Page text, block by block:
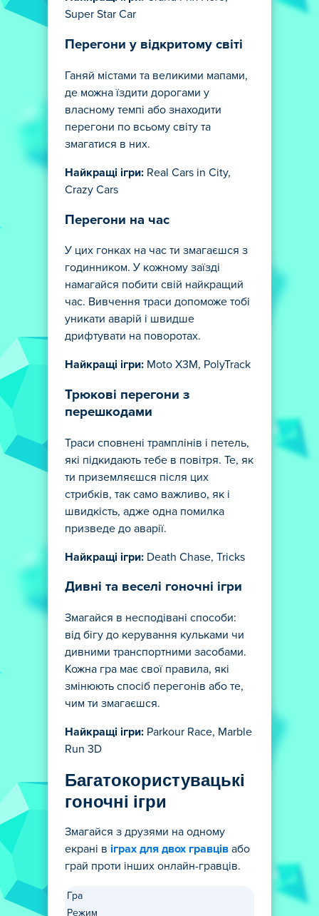
Super Star Car
Перегони у відкритому світі
Ганяй містами та великими мапами,
де можна їздити дорогами у
власному темпі або знаходити
перегони по всьому світу та
змагатися в них.
Найкращі ігри: Real Cars in City,
Crazy Cars
Перегони на час
У цих гонках на час ти змагаєшся з
годинником. У кожному заїзді
намагайся побити свій найкращий
час. Вивчення траси допоможе тобі
уникати аварій і швидше
дрифтувати на поворотах.
Найкращі ігри: Moto X3M, PolyTrack
Трюкові перегони з
перешкодами
Траси сповнені трамплінів і петель,
які підкидають тебе в повітря. Те, як
ти приземляєшся після цих
стрибків, так само важливо, як і
швидкість, адже одна помилка
призведе до аварії.
Найкращі ігри: Death Chase, Tricks
Дивні та веселі гоночні ігри
Змагайся в несподівані способи:
від бігу до керування кульками чи
дивними транспортними засобами.
Кожна гра має свої правила, які
змінюють спосіб перегонів або те,
чим ти змагаєшся.
Найкращі ігри: Parkour Race, Marble
Run 3D
Багатокористувацькі
гоночні ігри
Змагайся з друзями на одному
екрані в іграх для двох гравців або
грай проти інших онлайн-гравців.
Гра
Режим